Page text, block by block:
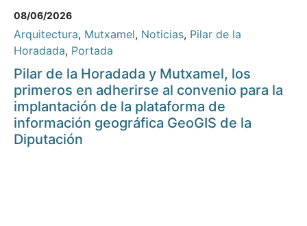
08/06/2026
Arquitectura, Mutxamel, Noticias, Pilar de la
Horadada, Portada
Pilar de la Horadada y Mutxamel, los
primeros en adherirse al convenio para la
implantación de la plataforma de
información geográfica GeoGIS de la
Diputación